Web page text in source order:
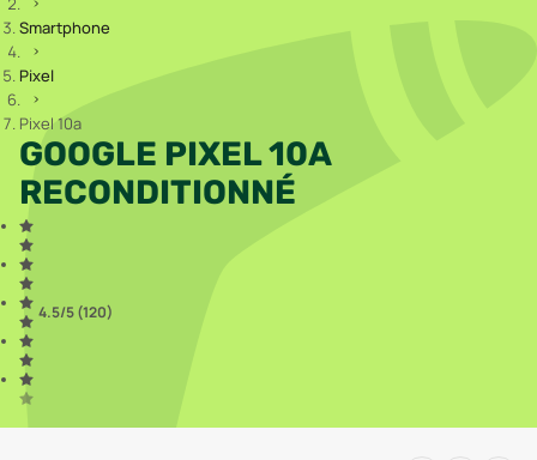
Smartphone
Pixel
Pixel 10a
GOOGLE PIXEL 10A
RECONDITIONNÉ
4.5/5 (120)